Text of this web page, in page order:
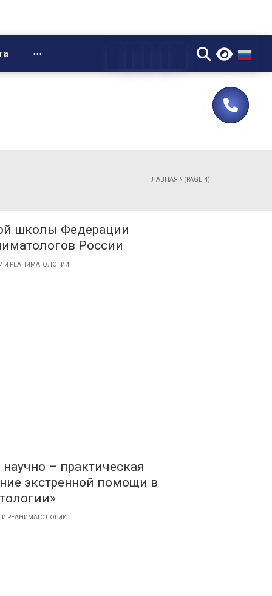
⋯ ▼
ГЛАВНАЯ \ (PAGE 4)
школы Федерации
России
И РЕАНИМАТОЛОГИИ
– практическая
экстренной помощи в
И РЕАНИМАТОЛОГИИ